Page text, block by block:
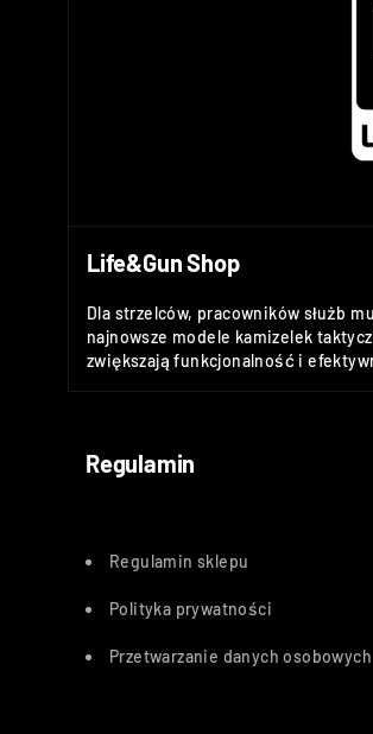
Life&Gun Shop
Dla strzelców, pracowników służb
najnowsze modele kamizelek
zwiększają funkcjonalność i
Regulamin
Regulamin sklepu
Polityka prywatności
Przetwarzanie danych osobowych